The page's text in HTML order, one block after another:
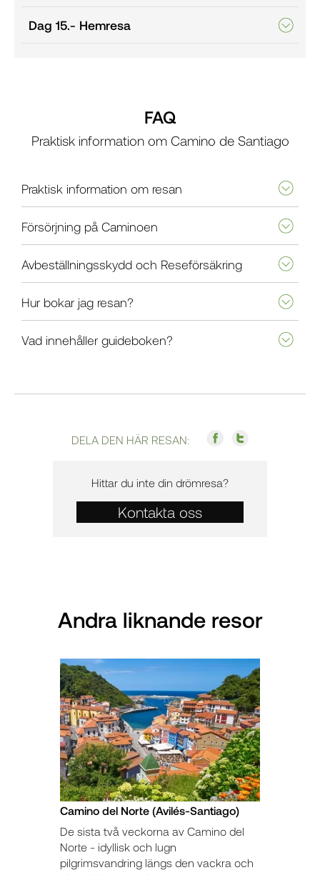
Dag 15.- Hemresa
FAQ
Praktisk information om Camino de Santiago
Praktisk information om resan
Försörjning på Caminoen
Avbeställningsskydd och Reseförsäkring
Hur bokar jag resan?
Vad innehåller guideboken?
DELA DEN HÄR RESAN:
Hittar du inte din drömresa?
Kontakta oss
Andra liknande resor
Camino del Norte (Avilés-Santiago)
De sista två veckorna av Camino del
Norte - idyllisk och lugn
pilgrimsvandring längs den vackra och